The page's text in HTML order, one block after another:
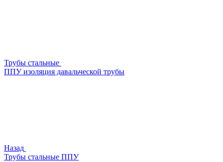
Трубы стальные
ППУ изоляция давальческой трубы
Назад
Трубы стальные ППУ